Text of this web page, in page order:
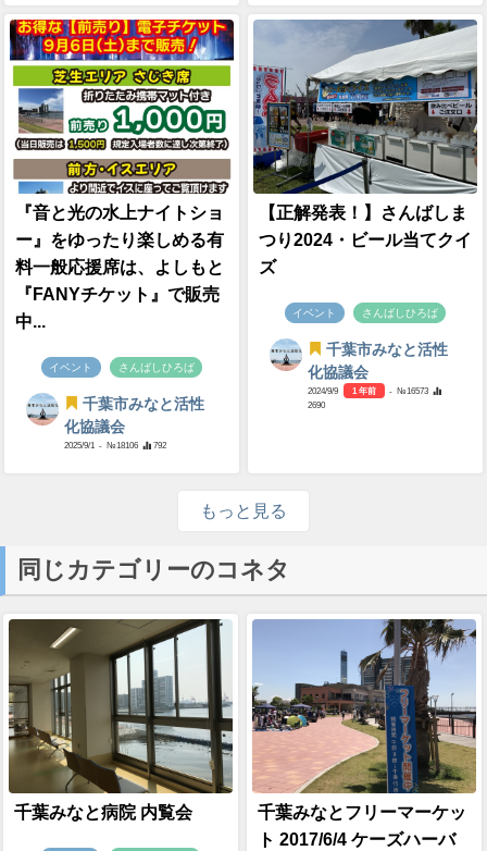
『音と光の水上ナイトショ
ー』をゆったり楽しめる有
料一般応援席は、よしもと
『FANYチケット』で販売
中...
イベント さんばしひろば
千葉市みなと活性
化協議会
2025/9/1 - №18106 792
【正解発表！】さんばしま
つり2024・ビール当てクイ
ズ
イベント さんばしひろば
千葉市みなと活性
化協議会
2024/9/9 1 年前
- №16573
2690
もっと見る
同じカテゴリーのコネタ
千葉みなと病院 内覧会
千葉みなとフリーマーケッ
ト 2017/6/4 ケーズハーバ